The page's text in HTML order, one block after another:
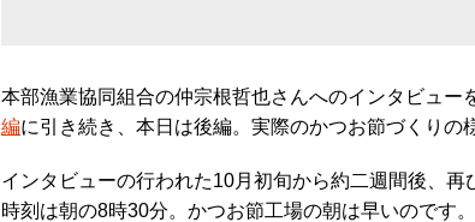
本部漁業協同組合の仲宗根哲也さんへのインタビュ
編に引き続き、本日は後編。実際のかつお節づくりの
インタビューの行われた10月初旬から約二週間後、再
時刻は朝の8時30分。かつお節工場の朝は早いのです。